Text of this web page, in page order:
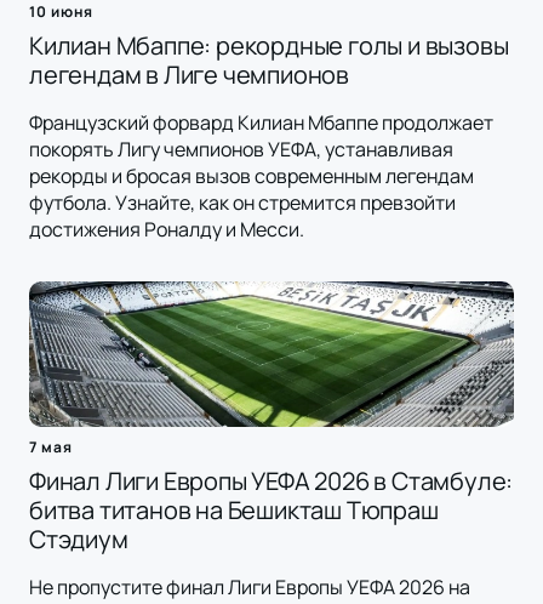
10 июня
Килиан Мбаппе: рекордные голы и вызовы
легендам в Лиге чемпионов
Французский форвард Килиан Мбаппе продолжает
покорять Лигу чемпионов УЕФА, устанавливая
рекорды и бросая вызов современным легендам
футбола. Узнайте, как он стремится превзойти
достижения Роналду и Месси.
7 мая
Финал Лиги Европы УЕФА 2026 в Стамбуле:
битва титанов на Бешикташ Тюпраш
Стэдиум
Не пропустите финал Лиги Европы УЕФА 2026 на